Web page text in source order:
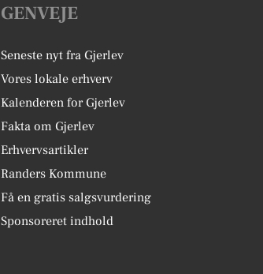
GENVEJE
Seneste nyt fra Gjerlev
Vores lokale erhverv
Kalenderen for Gjerlev
Fakta om Gjerlev
Erhvervsartikler
Randers Kommune
Få en gratis salgsvurdering
Sponsoreret indhold